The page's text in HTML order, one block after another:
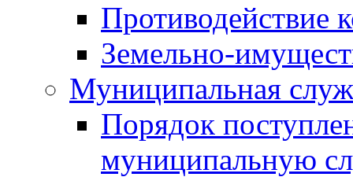
Противодействие
Земельно-
Муниципальная
Порядок
муниципальную